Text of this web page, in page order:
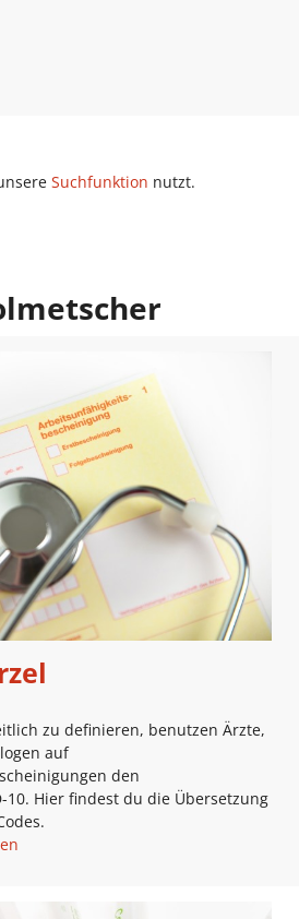
Suchfunktion nutzt.
zu definieren, benutzen Ärzte,
auf
den
10. Hier findest du die Übersetzung